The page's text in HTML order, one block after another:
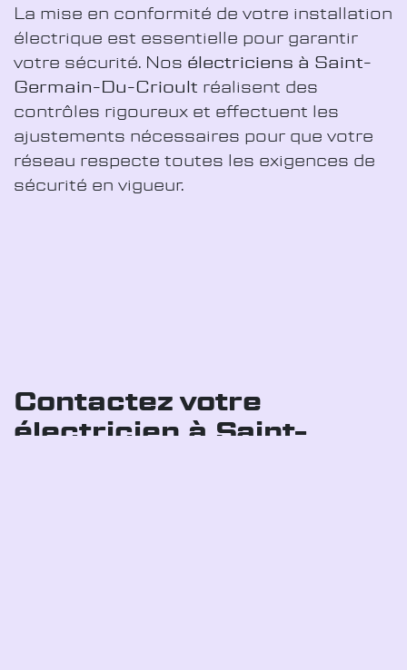
La mise en conformité de votre installation
électrique est essentielle pour garantir
votre sécurité. Nos électriciens à Saint-
Germain-Du-Crioult réalisent des
contrôles rigoureux et effectuent les
ajustements nécessaires pour que votre
réseau respecte toutes les exigences de
sécurité en vigueur.
Contactez votre
électricien à Saint-